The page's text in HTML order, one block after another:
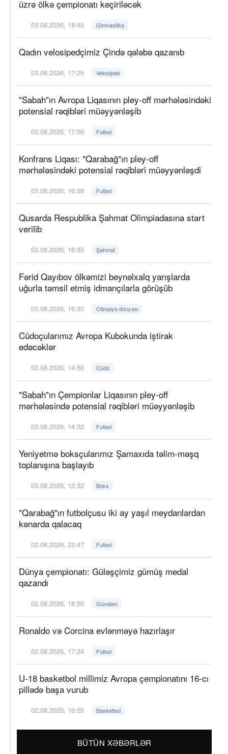
üzrə ölkə çempionatı keçiriləcək
03.08.2026, 18:40 Gimnastika
Qadın velosipedçimiz Çində qələbə qazanıb
03.08.2026, 17:25 Velosiped
"Sabah"ın Avropa Liqasının pley-off mərhələsindəki
potensial rəqibləri müəyyənləşib
03.08.2026, 17:06 Futbol
Konfrans Liqası: "Qarabağ"ın pley-off
mərhələsindəki potensial rəqibləri müəyyənləşdi
03.08.2026, 16:58 Futbol
Qusarda Respublika Şahmat Olimpiadasına start
verilib
03.08.2026, 16:35 Şahmat
Fərid Qayıbov ölkəmizi beynəlxalq yarışlarda
uğurla təmsil etmiş idmançılarla görüşüb
03.08.2026, 16:30 Olimpiya dünyası
Cüdoçularımız Avropa Kubokunda iştirak
edəcəklər
03.08.2026, 14:50 Cüdo
"Sabah"ın Çempionlar Liqasının pley-off
mərhələsində potensial rəqibləri müəyyənləşib
03.08.2026, 14:32 Futbol
Yeniyetmə boksçularımız Şamaxıda təlim-məşq
toplanışına başlayıb
03.08.2026, 13:32 Boks
"Qarabağ"ın futbolçusu iki ay yaşıl meydanlardan
kənarda qalacaq
02.08.2026, 23:47 Futbol
Dünya çempionatı: Güləşçimiz gümüş medal
qazandı
02.08.2026, 18:50 Gündəm
Ronaldo və Corcina evlənməyə hazırlaşır
02.08.2026, 17:24 Futbol
U-18 basketbol millimiz Avropa çempionatını 16-cı
pillədə başa vurub
02.08.2026, 16:55 Basketbol
BÜTÜN XƏBƏRLƏR